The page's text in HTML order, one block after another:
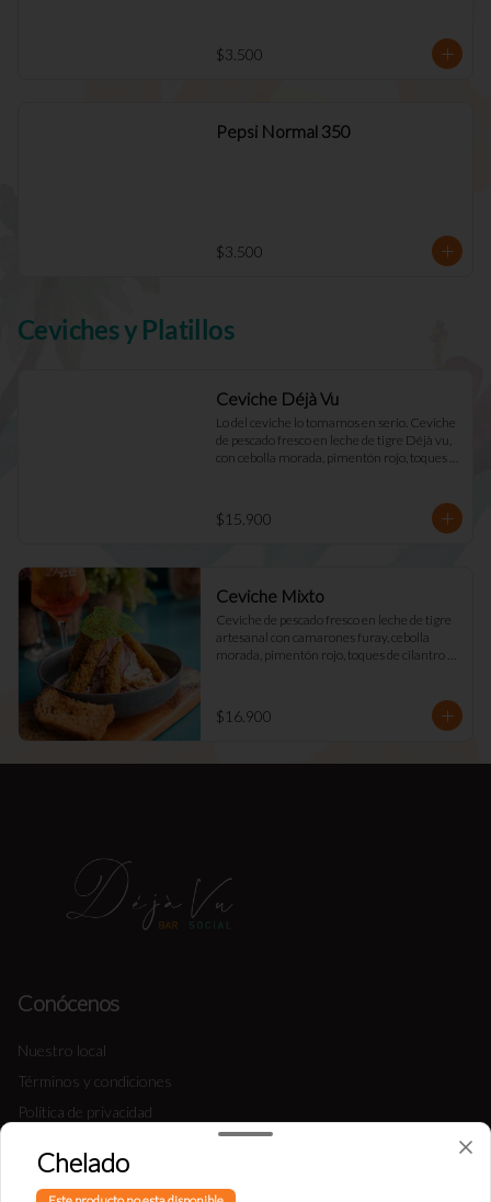
$3.500
Pepsi Normal 350
$3.500
Ceviches y Platillos
Ceviche Déjà Vu
Lo del ceviche lo tomamos en serio. Ceviche
de pescado fresco en leche de tigre Déjà vu,
con cebolla morada, pimentón rojo, toques
$15.900
Ceviche Mixto
Ceviche de pescado fresco en leche de tigre
artesanal con camarones furay, cebolla
morada, pimentón rojo, toques de cilantro y
$16.900
Conócenos
Nuestro local
Términos y condiciones
Política de privacidad
Redes sociales
Chelado